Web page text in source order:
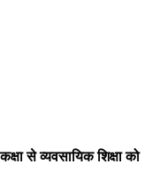
से व्यवसायिक शिक्षा को